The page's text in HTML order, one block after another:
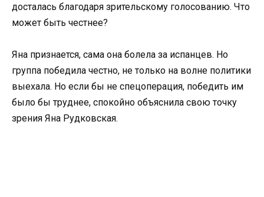
досталась благодаря зрительскому голосованию. Что
может быть честнее?
Яна признается, сама она болела за испанцев. Но
группа победила честно, не только на волне политики
выехала. Но если бы не спецоперация, победить им
было бы труднее, спокойно объяснила свою точку
зрения Яна Рудковская.